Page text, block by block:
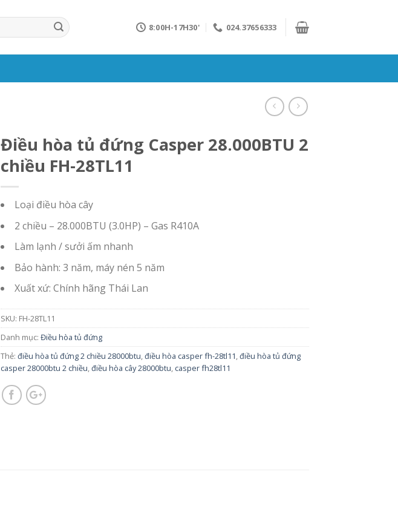
8:00H-17H30' 024.37656333
Điều hòa tủ đứng Casper 28.000BTU 2
chiều FH-28TL11
Loại điều hòa cây
2 chiều – 28.000BTU (3.0HP) – Gas R410A
Làm lạnh / sưởi ấm nhanh
Bảo hành: 3 năm, máy nén 5 năm
Xuất xứ: Chính hãng Thái Lan
SKU: FH-28TL11
Danh mục: Điều hòa tủ đứng
Thẻ: điều hòa tủ đứng 2 chiều 28000btu,điều hòa casper fh-28tl11,điều hòa tủ đứng
casper 28000btu 2 chiều,điều hòa cây 28000btu, casper fh28tl11